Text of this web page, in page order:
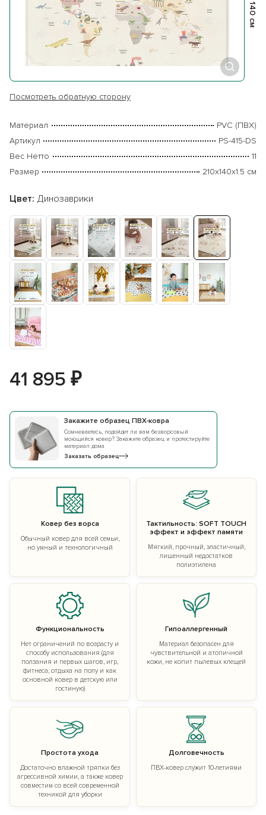
140 см
Посмотреть обратную сторону
Материал
PVC (ПВХ)
Артикул
PS-415-DS
Вес Нетто
11
Размер
210х140х1.5 см
Цвет: Динозаврики
41 895 ₽
Закажите образец ПВХ-ковра
Сомневаетесь, подойдет ли вам безворсовый
моющийся ковер? Закажите образец и протестируйте
материал дома
Заказать образец
Ковер без ворса
Обычный ковер для всей семьи,
но умный и технологичный
Тактильность: SOFT TOUCH
эффект и эффект памяти
Мягкий, прочный, эластичный,
лишенный недостатков
полиэтилена
Функциональность
Нет ограничений по возрасту и
способу использования (для
ползания и первых шагов, игр,
фитнеса, отдыха на полу и как
основной ковер в детскую или
гостиную)
Гипоаллергенный
Материал безопасен для
чувствительной и атопичной
кожи, не копит пылевых клещей
Простота ухода
Достаточно влажной тряпки без
агрессивной химии, а также ковер
совместим со всей современной
техникой для уборки
Долговечность
ПВХ-ковер служит 10-летиями